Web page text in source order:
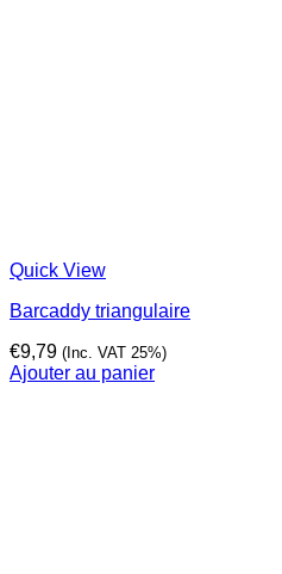
Quick View
Barcaddy triangulaire
€9,79 (Inc. VAT 25%)
Ajouter au panier